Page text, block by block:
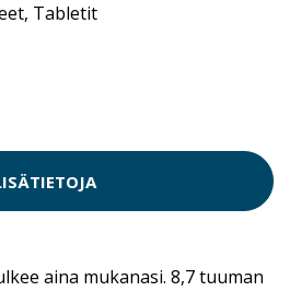
, Tabletit
aina mukanasi. 8,7 tuuman